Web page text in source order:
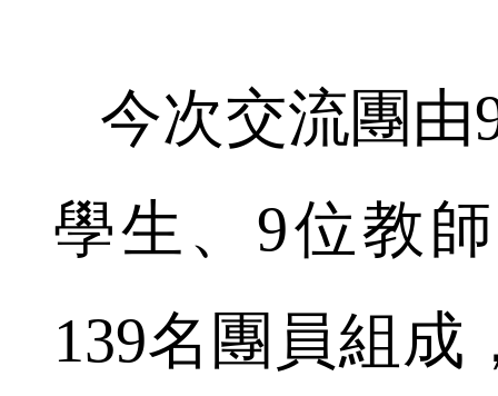
今次交流團由
學生、9位教
139名團員組成